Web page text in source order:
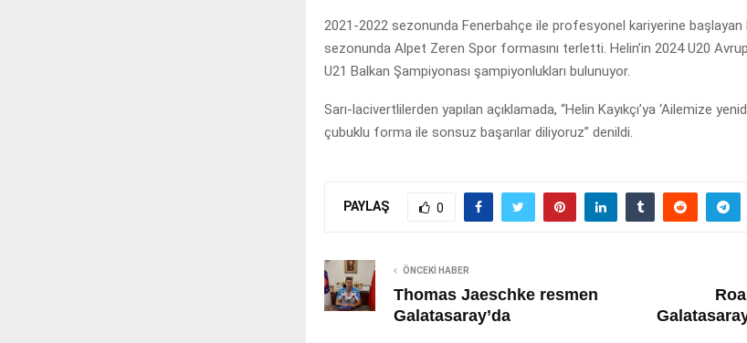
2021-2022 sezonunda Fenerbahçe ile profesyonel kariyerine başlayan
sezonunda Alpet Zeren Spor formasını terletti. Helin’in 2024 U20
U21 Balkan Şampiyonası şampiyonlukları bulunuyor.
Sarı-lacivertlilerden yapılan açıklamada, “Helin Kayıkçı’ya ‘Ailemize
çubuklu forma ile sonsuz başarılar diliyoruz” denildi.
PAYLAŞ 0
ÖNCEKI HABER
Thomas Jaeschke resmen
Galatasaray’da